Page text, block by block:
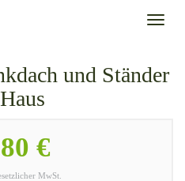
Toggle
und Ständer
€
MwSt.